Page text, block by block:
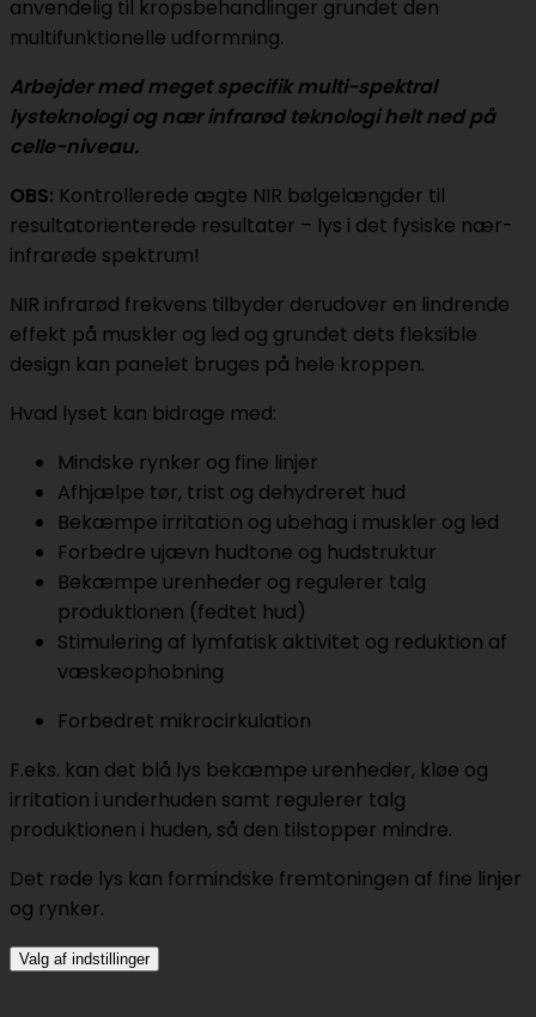
anvendelig til kropsbehandlinger grundet den
multifunktionelle udformning.
Arbejder med meget specifik multi-spektral
lysteknologi og nær infrarød teknologi helt ned på
celle-niveau.
OBS: Kontrollerede ægte NIR bølgelængder til
resultatorienterede resultater – lys i det fysiske nær-
infrarøde spektrum!
NIR infrarød frekvens tilbyder derudover en lindrende
effekt på muskler og led og grundet dets fleksible
design kan panelet bruges på hele kroppen.
Hvad lyset kan bidrage med:
Mindske rynker og fine linjer
Afhjælpe tør, trist og dehydreret hud
Bekæmpe irritation og ubehag i muskler og led
Forbedre ujævn hudtone og hudstruktur
Bekæmpe urenheder og regulerer talg
produktionen (fedtet hud)
Stimulering af lymfatisk aktivitet og reduktion af
væskeophobning
Forbedret mikrocirkulation
F.eks. kan det blå lys bekæmpe urenheder, kløe og
irritation i underhuden samt regulerer talg
produktionen i huden, så den tilstopper mindre.
Det røde lys kan formindske fremtoningen af fine linjer
og rynker.
Valg af indstillinger